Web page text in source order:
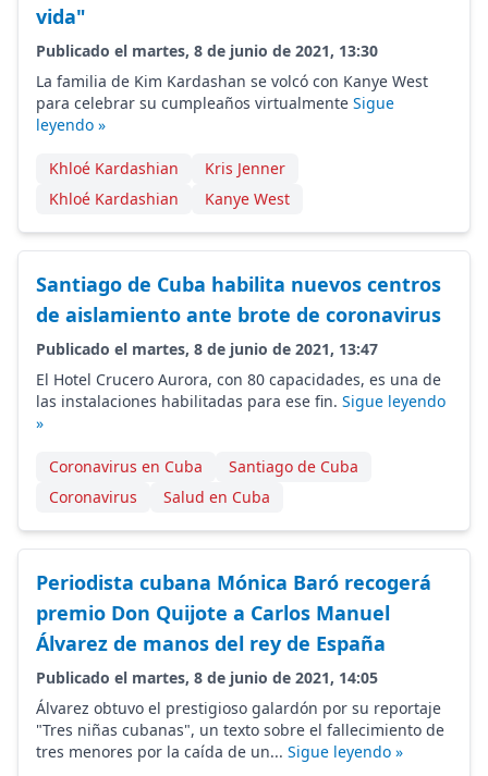
vida"
Publicado el martes, 8 de junio de 2021, 13:30
La familia de Kim Kardashan se volcó con Kanye West
para celebrar su cumpleaños virtualmente Sigue
leyendo »
Khloé Kardashian
Kris Jenner
Khloé Kardashian
Kanye West
Santiago de Cuba habilita nuevos centros
de aislamiento ante brote de coronavirus
Publicado el martes, 8 de junio de 2021, 13:47
El Hotel Crucero Aurora, con 80 capacidades, es una de
las instalaciones habilitadas para ese fin. Sigue leyendo
»
Coronavirus en Cuba
Santiago de Cuba
Coronavirus
Salud en Cuba
Periodista cubana Mónica Baró recogerá
premio Don Quijote a Carlos Manuel
Álvarez de manos del rey de España
Publicado el martes, 8 de junio de 2021, 14:05
Álvarez obtuvo el prestigioso galardón por su reportaje
"Tres niñas cubanas", un texto sobre el fallecimiento de
tres menores por la caída de un... Sigue leyendo »